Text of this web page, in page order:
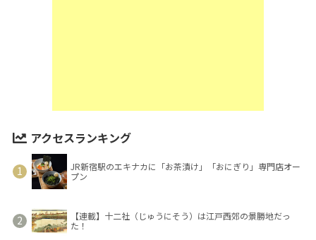
アクセスランキング
JR新宿駅のエキナカに「お茶漬け」「おにぎり」専門店オー
プン
【連載】十二社（じゅうにそう）は江戸西郊の景勝地だっ
た！